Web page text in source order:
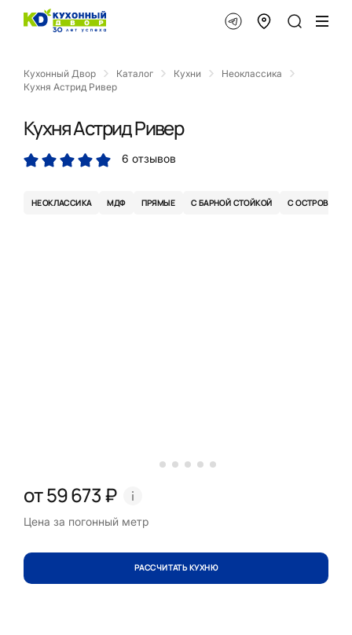
Кухонный Двор Каталог Кухни
Неоклассика
Кухня Астрид Ривер
Кухня Астрид Ривер
6 отзывов
НЕОКЛАССИКА МДФ ПРЯМЫЕ С БАРНОЙ СТОЙКОЙ С ОСТРОВОМ
от 59 673 ₽
Цена за погонный метр
РАССЧИТАТЬ КУХНЮ